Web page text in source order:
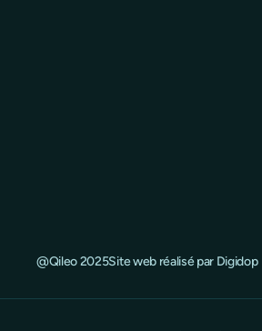
@Qileo 2025Site web réalisé par Digidop